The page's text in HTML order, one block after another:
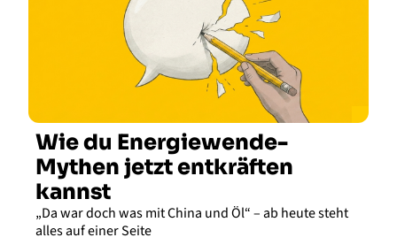
Wie du Energiewende-
Mythen jetzt entkräften
kannst
„Da war doch was mit China und Öl“ – ab heute steht
alles auf einer Seite